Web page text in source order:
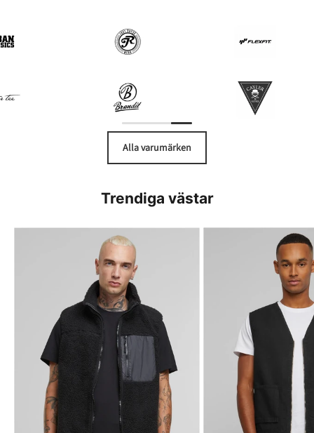
Alla varumärken
Trendiga västar